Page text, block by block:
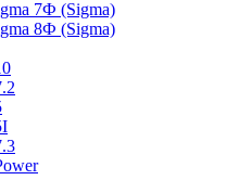
7Ф (Sigma)
8Ф (Sigma)